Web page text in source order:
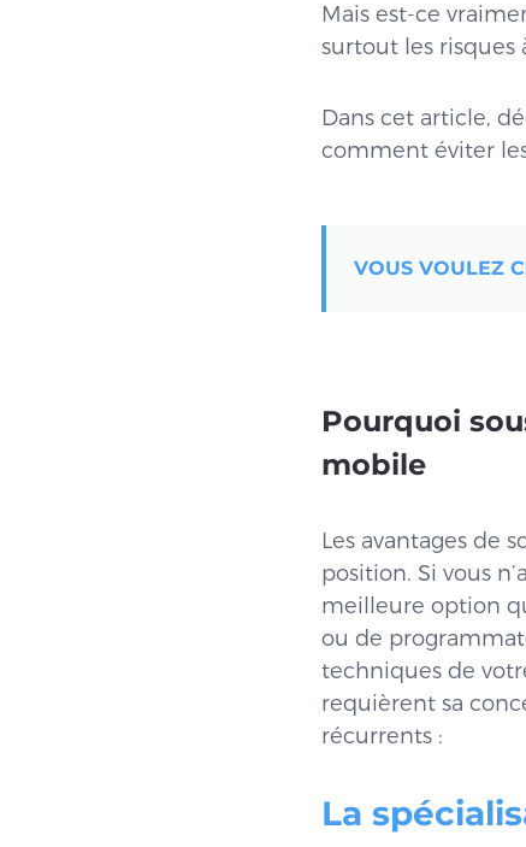
Mais est-ce
surtout les risques
Dans cet article,
comment éviter
VOUS VOULEZ
Pourquoi
mobile
Les avantages de
position. Si vous
meilleure option
ou de
techniques de
requièrent sa
récurrents :
La